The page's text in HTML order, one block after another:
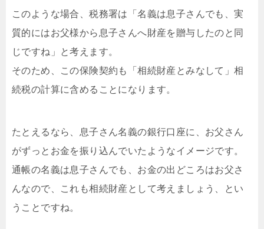
このような場合、税務署は「名義は息子さんでも、実
質的にはお父様から息子さんへ財産を贈与したのと同
じですね」と考えます。
そのため、この保険契約も「相続財産とみなして」相
続税の計算に含めることになります。
たとえるなら、息子さん名義の銀行口座に、お父さん
がずっとお金を振り込んでいたようなイメージです。
通帳の名義は息子さんでも、お金の出どころはお父さ
んなので、これも相続財産として考えましょう、とい
うことですね。